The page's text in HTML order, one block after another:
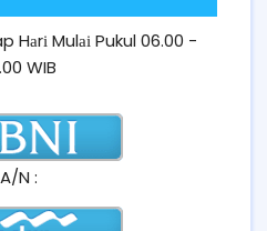
Mulаі Pukul 06.00 -
WIB
A/N :